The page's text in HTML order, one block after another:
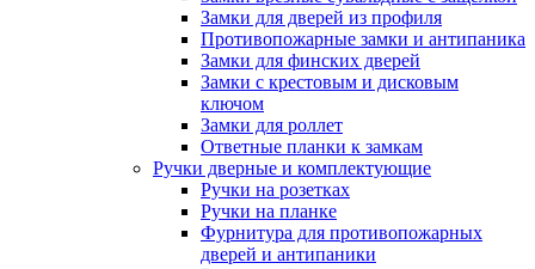
Замки для дверей из профиля
Противопожарные замки и антипаника
Замки для финских дверей
Замки с крестовым и дисковым
ключом
Замки для роллет
Ответные планки к замкам
Ручки дверные и комплектующие
Ручки на розетках
Ручки на планке
Фурнитура для противопожарных
дверей и антипаники